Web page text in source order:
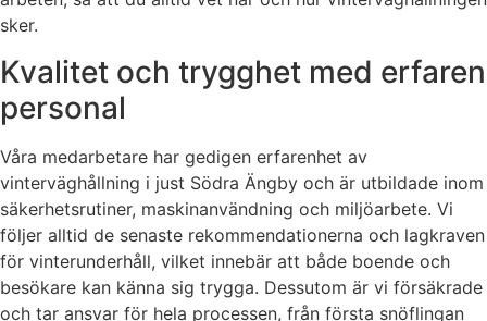
sker.
Kvalitet och trygghet med erfaren
personal
Våra medarbetare har gedigen erfarenhet av
vinterväghållning i just Södra Ängby och är utbildade inom
säkerhetsrutiner, maskinanvändning och miljöarbete. Vi
följer alltid de senaste rekommendationerna och lagkraven
för vinterunderhåll, vilket innebär att både boende och
besökare kan känna sig trygga. Dessutom är vi försäkrade
och tar ansvar för hela processen, från första snöflingan